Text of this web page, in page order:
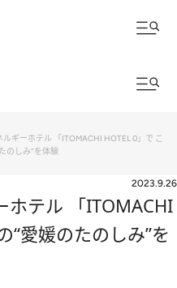
ルギーホテル 「ITOMACHI HOTEL 0」で こ
のしみ”を体験
2023.9.26
ホテル 「ITOMACHI
“愛媛のたのしみ”を